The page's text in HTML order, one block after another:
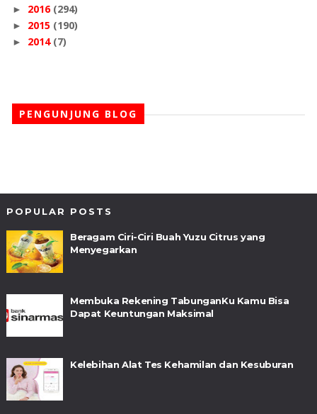
► 2016 (294)
► 2015 (190)
► 2014 (7)
PENGUNJUNG BLOG
POPULAR POSTS
Beragam Ciri-Ciri Buah Yuzu Citrus yang
Menyegarkan
Membuka Rekening TabunganKu Kamu Bisa
Dapat Keuntungan Maksimal
Kelebihan Alat Tes Kehamilan dan Kesuburan